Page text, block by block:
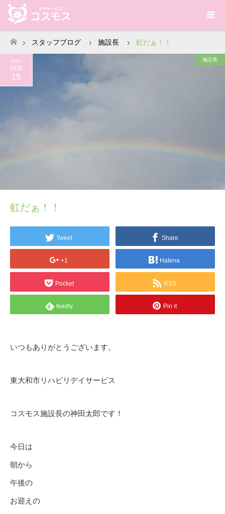
ホーム
スタッフブログ 施設長 虹だぁ！！
2021
FEB
15
施設長
虹だぁ！！
Tweet Share
+1 Hatena
Pocket RSS
feedly Pin it
いつもありがとうございます。
東大和市リハビリデイサービス
コスモス施設長の神田太郎です！
今日は
朝から
午後の
お迎えの